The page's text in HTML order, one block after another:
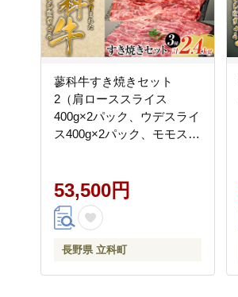
蓼科牛すき焼きセット
2（肩ローススライス
400g×2パック、ウデスライ
ス400g×2パック、モモスラ
53,500円
長野県 立科町